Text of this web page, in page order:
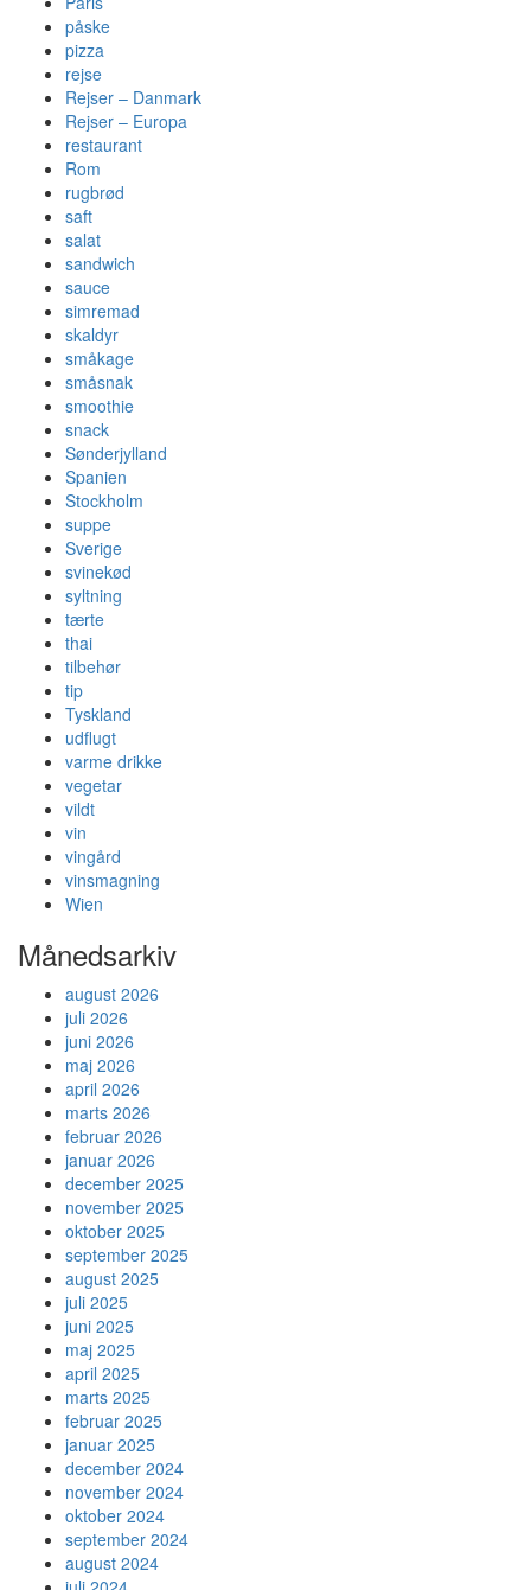
påske
pizza
rejse
Rejser – Danmark
Rejser – Europa
restaurant
Rom
rugbrød
saft
salat
sandwich
sauce
simremad
skaldyr
småkage
småsnak
smoothie
snack
Sønderjylland
Spanien
Stockholm
suppe
Sverige
svinekød
syltning
tærte
thai
tilbehør
tip
Tyskland
udflugt
varme drikke
vegetar
vildt
vin
vingård
vinsmagning
Wien
Månedsarkiv
august 2026
juli 2026
juni 2026
maj 2026
april 2026
marts 2026
februar 2026
januar 2026
december 2025
november 2025
oktober 2025
september 2025
august 2025
juli 2025
juni 2025
maj 2025
april 2025
marts 2025
februar 2025
januar 2025
december 2024
november 2024
oktober 2024
september 2024
august 2024